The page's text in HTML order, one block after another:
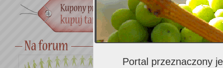
Portal przeznaczony